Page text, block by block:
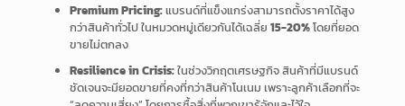
Premium Pricing:แบรนด์ที่แข็งแกร่งสามารถตั้งราคาได้สูง
กว่าสินค้าทั่วไป ในหมวดหมู่เดียวกันได้เฉลี่ย 15-20%โดยที่ยอด
ขายไม่ตกลง
Resilience in Crisis:ในช่วงวิกฤตเศรษฐกิจ สินค้าที่มีแบรนด์
ชัดเจนจะมียอดขายที่คงที่กว่าสินค้าโนเนม เพราะลูกค้าเลือกที่จะ